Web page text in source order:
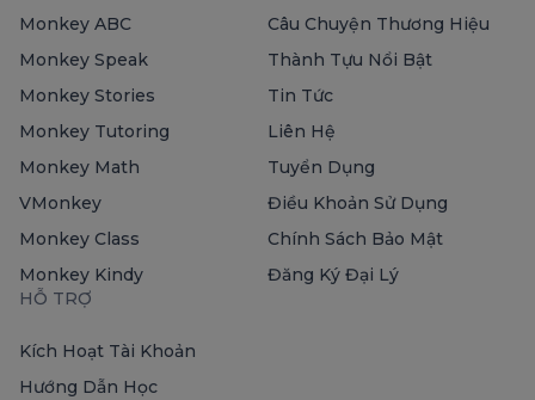
Monkey ABC
Monkey Speak
Monkey Stories
Monkey Tutoring
Monkey Math
VMonkey
Monkey Class
Monkey Kindy
Câu Chuyện Thương Hiệu
Thành Tựu Nổi Bật
Tin Tức
Liên Hệ
Tuyển Dụng
Điều Khoản Sử Dụng
Chính Sách Bảo Mật
Đăng Ký Đại Lý
HỖ TRỢ
Kích Hoạt Tài Khoản
Hướng Dẫn Học